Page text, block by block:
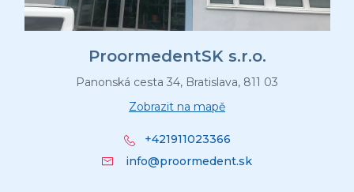
ProormedentSK s.r.o.
Panonská cesta 34, Bratislava, 811 03
Zobrazit na mapě
+421911023366
info@proormedent.sk